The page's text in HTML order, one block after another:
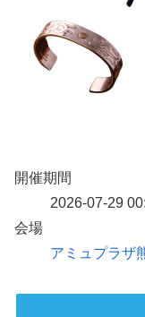
開催期間
2026-07-29
会場
アミュプラザ